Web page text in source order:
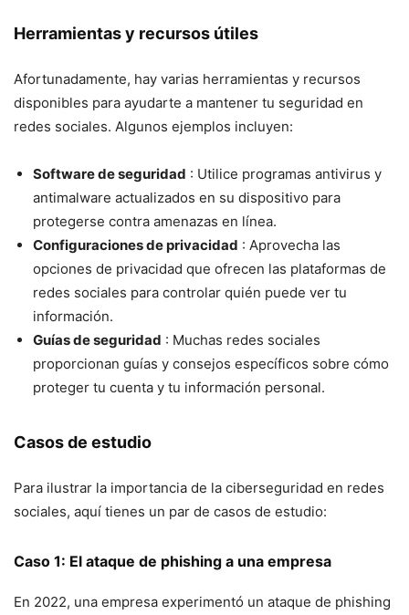
Herramientas y recursos útiles
Afortunadamente, hay varias herramientas y recursos
disponibles para ayudarte a mantener tu seguridad en
redes sociales. Algunos ejemplos incluyen:
Software de seguridad : Utilice programas antivirus y
antimalware actualizados en su dispositivo para
protegerse contra amenazas en línea.
Configuraciones de privacidad : Aprovecha las
opciones de privacidad que ofrecen las plataformas de
redes sociales para controlar quién puede ver tu
información.
Guías de seguridad : Muchas redes sociales
proporcionan guías y consejos específicos sobre cómo
proteger tu cuenta y tu información personal.
Casos de estudio
Para ilustrar la importancia de la ciberseguridad en redes
sociales, aquí tienes un par de casos de estudio:
Caso 1: El ataque de phishing a una empresa
En 2022, una empresa experimentó un ataque de phishing